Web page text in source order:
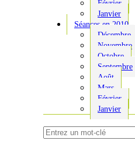
Février
Janvier
Séances en 2010
Décembre
Novembre
Octobre
Septembre
Août
Mars
Février
Janvier